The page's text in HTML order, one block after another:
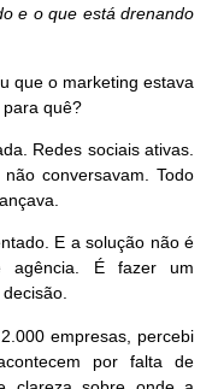
e o que está drenando
que o marketing estava
para quê?
Redes sociais ativas.
conversavam. Todo
E a solução não é
agência. É fazer um
empresas, percebi
por falta de